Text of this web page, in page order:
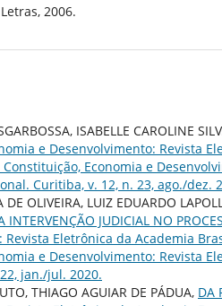
2006.
ISABELLE CAROLINE
e Desenvolvimento: Revista
Constituição, Economia e
Curitiba, v. 12, n. 23, ago./dez.
DE OLIVEIRA, LUIZ EDUARDO
INTERVENÇÃO JUDICIAL NO
Revista Eletrônica da Academia
e Desenvolvimento: Revista
jan./jul. 2020.
THIAGO AGUIAR DE PÁDUA, DA